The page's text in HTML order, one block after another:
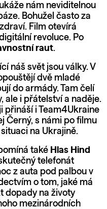
nám neviditelnou
Bohužel často za
Film otevírá
revoluce. Po
raut.
náš svět jsou války. V
dvě mladé
do armády. Tam čelí
ale i přátelství a naděje.
přináší i Team4Ukraine
Černý, s námi po filmu
na Ukrajině.
také Hlas Hind
telefonát
z auta pod palbou v
o tom, jaké má
dopady na životy
mezinárodních